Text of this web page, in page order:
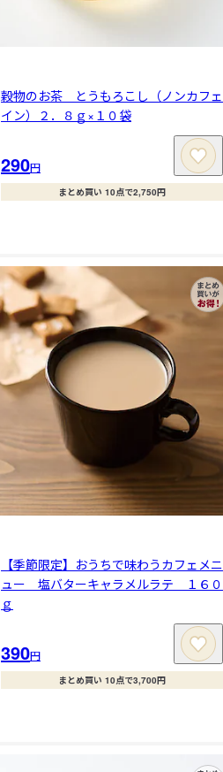
穀物のお茶 とうもろこし（ノンカフェ
イン）２．８ｇ×１０袋
290円
まとめ買い 10点で2,750円
【季節限定】おうちで味わうカフェメニ
ュー 塩バターキャラメルラテ １６０
ｇ
390円
まとめ買い 10点で3,700円